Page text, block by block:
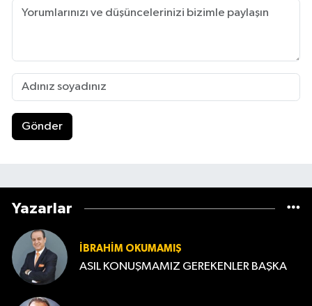
Gönder
Yazarlar
İBRAHIM OKUMAMIŞ
ASIL KONUŞMAMIZ GEREKENLER BAŞKA